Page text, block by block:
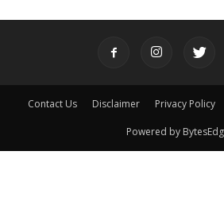
Contact Us Disclaimer Privacy Policy
Powered by